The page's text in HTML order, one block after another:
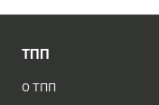
ТПП
О ТПП